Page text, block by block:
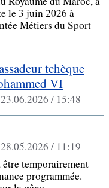
le 3 juin 2026 à
Métiers du Sport
tchèque
VI
23.06.2026 / 15:48
28.05.2026 / 11:19
temporairement
programmée.